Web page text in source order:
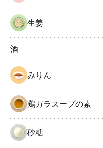
生姜
酒
みりん
鶏ガラスープの素
砂糖